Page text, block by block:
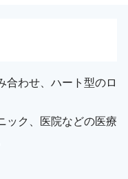
合わせ、ハート型のロ
ック、医院などの医療